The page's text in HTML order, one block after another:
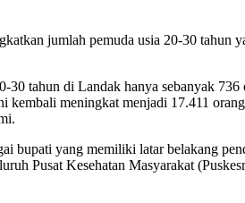
jumlah pemuda usia 20-30 tahun
tahun di Landak hanya sebanyak
meningkat menjadi 17.411
bupati yang memiliki latar belakang
Pusat Kesehatan Masyarakat